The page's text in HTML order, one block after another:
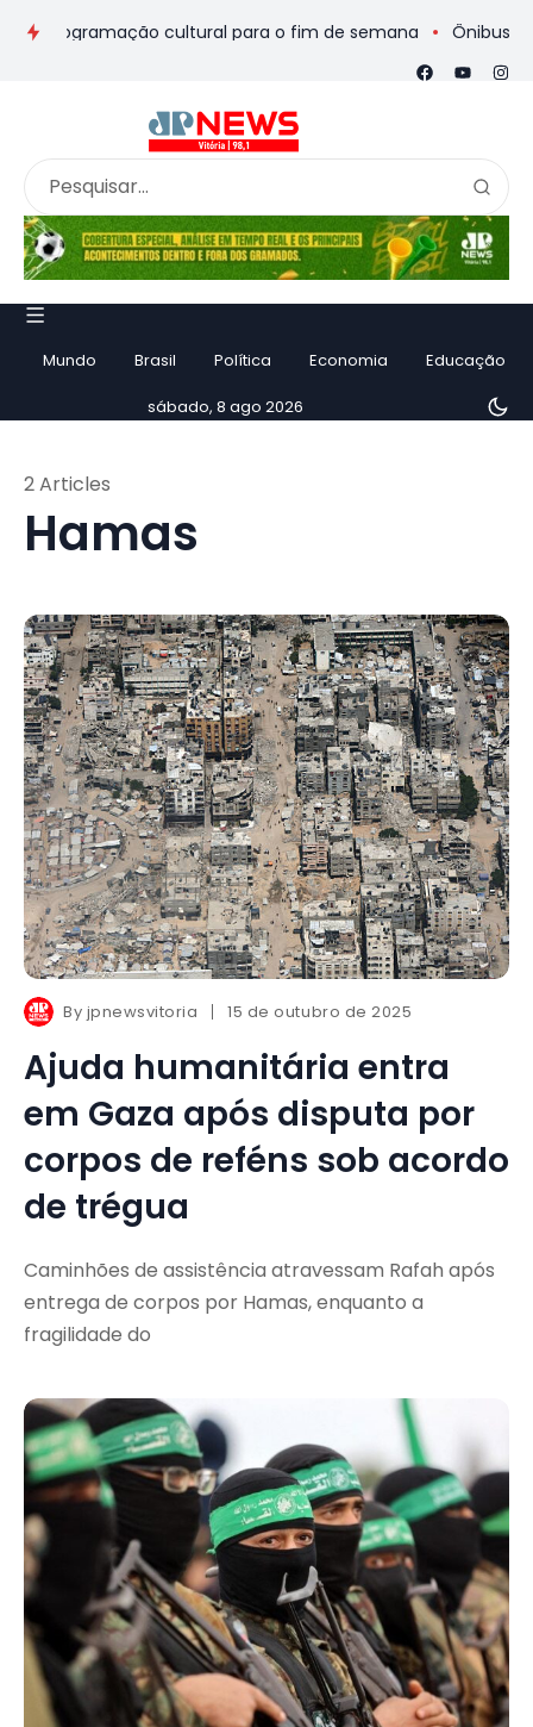
programação cultural para o fim de semana Ônibus de
Mundo Brasil Política Economia Educação
sábado, 8 ago 2026
Hamas
2 Articles
By jpnewsvitoria 15 de outubro de 2025
Ajuda humanitária entra
em Gaza após disputa por
corpos de reféns sob acordo
de trégua
Caminhões de assistência atravessam Rafah após
entrega de corpos por Hamas, enquanto a
fragilidade do